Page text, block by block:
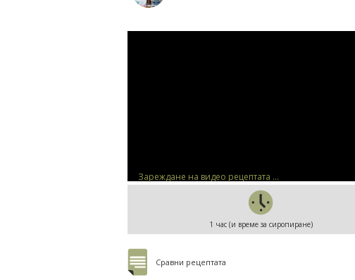
Зареждане на видео рецептата ...
1 час (и време за сиропиране)
Сравни рецептата